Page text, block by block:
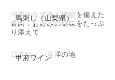
馬刺し（山梨県）
理想的な栄養と機能を備えた
食肉！お好みの薬味をたっぷ
り添えて
甲府ワイン
日本ワイン発祥の地